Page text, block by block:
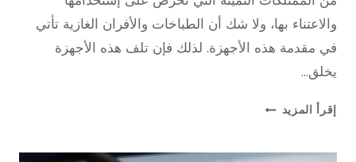
والاعتناء بها، ولا شك أن الطباخات والأفران الغازية تأتي
في مقدمة هذه الأجهزة. لذلك فإن تلف هذه الأجهزة
يخلق…
إقرأ المزيد تصليح